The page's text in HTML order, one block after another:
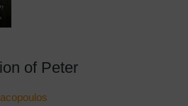
of Peter